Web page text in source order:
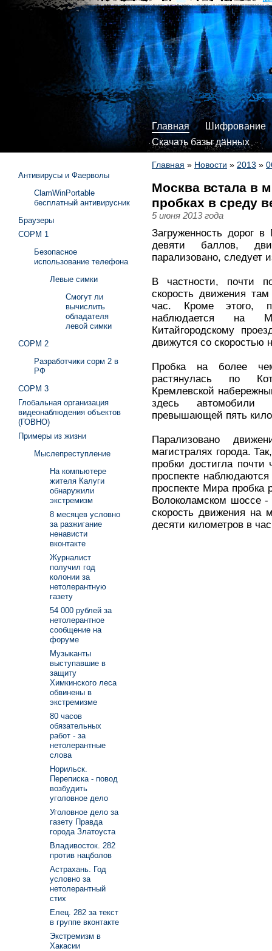
Главная
Шифрование
Скачать базы данных
Главная » Новости » 2013 »
Москва встала в
пробках в среду
5 июня 2013 года
Загруженность дорог
девяти баллов,
парализовано, следует
В частности, почти
скорость движения
час. Кроме этого,
наблюдается на
Китайгородскому
движутся со скоростью
Пробка на более
растянулась по
Кремлевской
здесь
превышающей пять
Парализовано
магистралях города.
пробки достигла
проспекте
проспекте Мира пробка
Волоколамском шоссе
скорость движения на
десяти километров в
Антивирусы и Фаерволы
ClamWinPortable
бесплатный антивирусник
Браузеры
СОРМ 1
Безопасное
использование телефона
Левые симки
Смогут ли
вычислить
обладателя
левой симки
СОРМ 2
Разработчики сорм 2 в
РФ
СОРМ 3
Глобальная организация
видеонаблюдения объектов
(ГОВНО)
Примеры из жизни
Мыслепреступление
На компьютере
жителя Калуги
обнаружили
экстремизм
8 месяцев условно
за разжигание
ненависти
вконтакте
Журналист
получил год
колонии за
нетолерантную
газету
54 000 рублей за
нетолерантное
сообщение на
форуме
Музыканты
выступавшие в
защиту
Химкинского леса
обвинены в
экстремизме
80 часов
обязательных
работ - за
нетолерантные
слова
Норильск.
Переписка - повод
возбудить
уголовное дело
Уголовное дело за
газету Правда
города Златоуста
Владивосток. 282
против нацболов
Астрахань. Год
условно за
нетолерантный
стих
Елец. 282 за текст
в группе вконтакте
Экстремизм в
Хакасии